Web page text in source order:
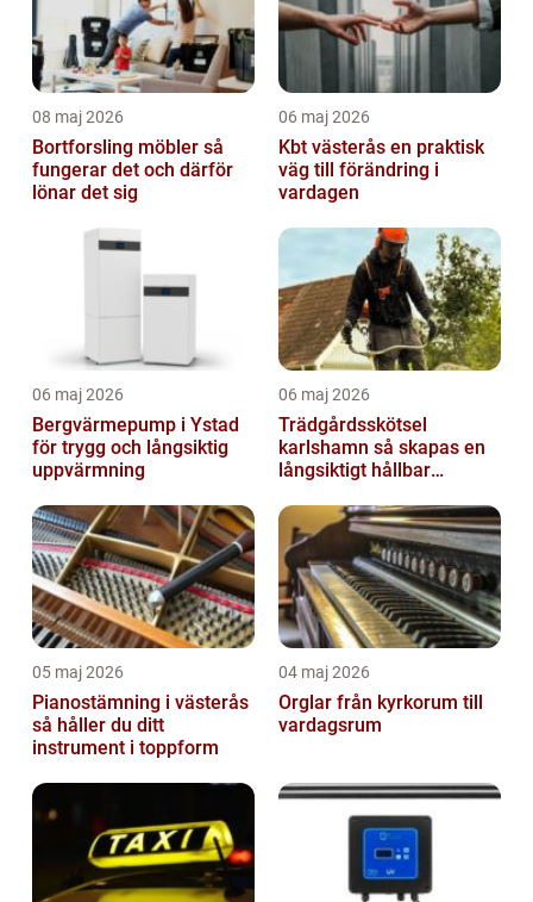
08 maj 2026
Bortforsling möbler så
fungerar det och därför
lönar det sig
06 maj 2026
Kbt västerås en praktisk
väg till förändring i
vardagen
06 maj 2026
Bergvärmepump i Ystad
för trygg och långsiktig
uppvärmning
06 maj 2026
Trädgårdsskötsel
karlshamn så skapas en
långsiktigt hållbar
05 maj 2026
Pianostämning i västerås
så håller du ditt
instrument i toppform
04 maj 2026
Orglar från kyrkorum till
vardagsrum